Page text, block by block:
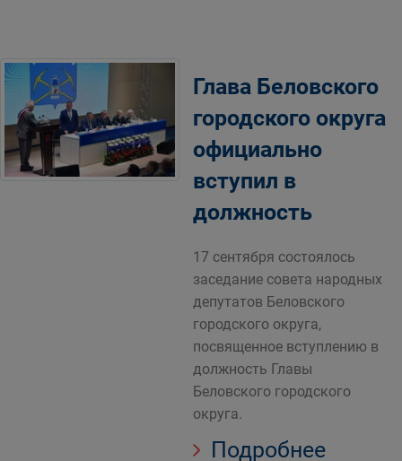
Глава Беловского
городского округа
официально
вступил в
должность
17 сентября состоялось
заседание совета народных
депутатов Беловского
городского округа,
посвященное вступлению в
должность Главы
Беловского городского
округа.
Подробнее